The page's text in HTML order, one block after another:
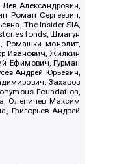
Александрович,
Роман Сергеевич,
The Insider SIA,
fonds, Шмагун
Ромашки монолит,
Иванович, Жилкин
Ефимович, Гурман
Андрей Юрьевич,
Захаров
Foundation,
Оленичев Максим
Григорьев Андрей